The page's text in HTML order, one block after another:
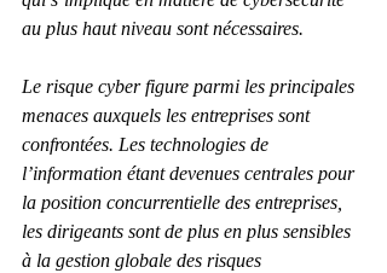
au plus haut niveau sont nécessaires.
Le risque cyber figure parmi les principales
menaces auxquels les entreprises sont
confrontées. Les technologies de
l’information étant devenues centrales pour
la position concurrentielle des entreprises,
les dirigeants sont de plus en plus sensibles
à la gestion globale des risques